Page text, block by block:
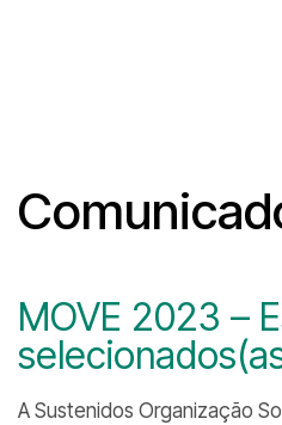
MOVE 2023 –
A Sustenidos Organização